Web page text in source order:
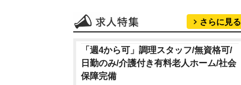
さらに見る
「週4から可」調理スタッフ/無資格可/
日勤のみ/介護付き有料老人ホーム/社会
保障完備